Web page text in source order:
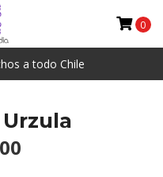
a todo Chile
0